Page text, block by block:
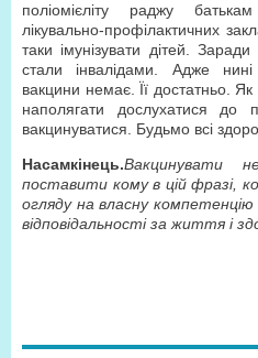
поліомієліту раджу
лікувально-профілактичних
таки імунізувати дітей.
стали інвалідами. Адже
вакцини немає. Її достатньо.
наполягати дослухатися до
вакцинуватися. Будьмо всі
Насамкінець.Вакцинувати
поставити кому в цій фразі,
огляду на власну
відповідальності за життя і